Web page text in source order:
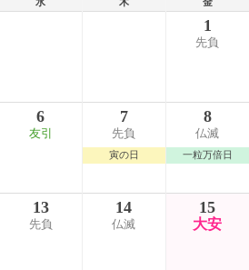
1
先負
6
友引
7
先負
寅の日
8
仏滅
一粒万倍日
13
先負
14
仏滅
15
大安